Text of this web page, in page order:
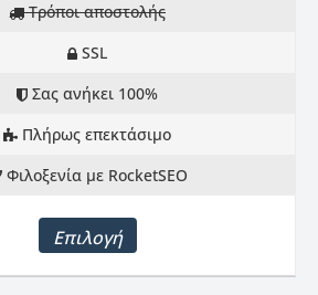
Tρόποι αποστολής
SSL
Σας ανήκει 100%
Πλήρως επεκτάσιμο
Φιλοξενία με RocketSEO
Επιλογή